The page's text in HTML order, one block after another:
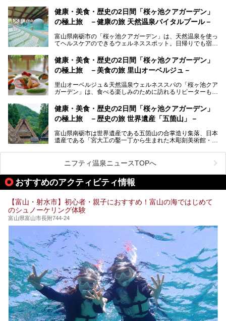
───
提供元：オリックス・ホテルマネジメント株式会社【PR】
この記事は黒部・宇奈月温泉 やまのはのPR記事です。
の（新鮮な）海の幸も見逃せません！
北陸新幹線が開業し、実は東京からも2時間ほどでアクセス
のいい天然温泉が豊富で、すぐにでも出かけたくなる施設が
満載ですよ。
健康・美食・歴史の2日間「桜ヶ池クアガーデン」
の極上旅 －健康の旅 天然温泉バイタルプール－
富山県南砺市の「桜ヶ池クアガーデン」は、天然温泉を使っ
てヘルスケアのできるウェルネススポット。日帰りでも宿泊
るので、ゆったり楽しみながら美しく健康に。
そんな「桜ヶ池クアガーデン」の天然温泉バイタルプールと
ートしたいと思います。
健康・美食・歴史の2日間「桜ヶ池クアガーデン」
の極上旅 －美食の旅 里山オーベルジュ－
里山オーベルジュ＆天然温泉ウェルネススパの「桜ヶ池クア
ガーデン」は、食べる楽しみのために訪れるリピーターも多
月、水はフレンチ、火、木は和食、土日はその両方がランチ
とディナーで味わえます。オリジナルのスイーツも評判で
す。
そんな「桜ヶ池クアガーデン」に宿泊して、食を満喫してき
たのでじっくりご紹介します！
健康・美食・歴史の2日間「桜ヶ池クアガーデン」
の極上旅 －歴史の旅 世界遺産「五箇山」－
富山県南砺市は世界遺産である五箇山の合掌造り集落、日本
遺産である「宮大工の鑿一丁から生まれた木彫刻美術館・井
小京都・城端と、とても魅力的な観光スポットがたくさんあ
ります。
城端の郊外に建つ里山オーベルジュ＆温泉ウェルネススパ
「桜ヶ池クアガーデン」に泊まって、歴史の旅にお出かけし
てみませんか？
ニフティ温泉ニュースTOPへ
おすすめのアクティビティ情報
【富山・射水市】初心者・親子におすすめ！富山の海ではじめて
のシュノーケリング体験
富山県富山市長附744-24